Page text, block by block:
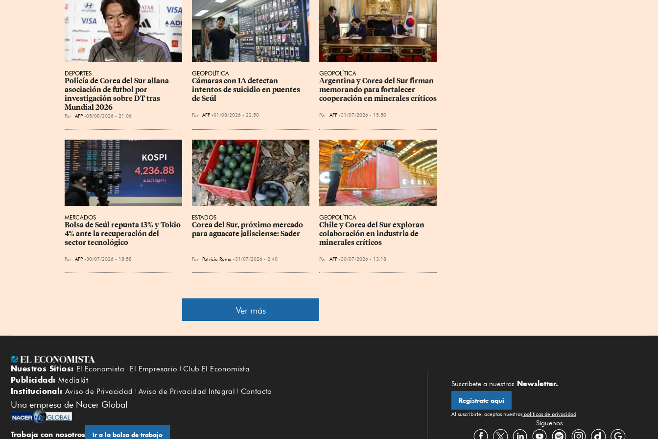
DEPORTES
Policía de Corea del Sur allana
asociación de futbol por
investigación sobre DT tras
Mundial 2026
Por AFP 05/08/2026 - 21:06
GEOPOLÍTICA
Cámaras con IA detectan
intentos de suicidio en puentes
de Seúl
Por AFP 01/08/2026 - 22:50
GEOPOLÍTICA
Argentina y Corea del Sur firman
memorando para fortalecer
cooperación en minerales críticos
Por AFP 31/07/2026 - 15:50
MERCADOS
Bolsa de Seúl repunta 13% y Tokio
4% ante la recuperación del
sector tecnológico
Por AFP 30/07/2026 - 18:58
ESTADOS
Corea del Sur, próximo mercado
para aguacate jalisciense: Sader
Por Patricia Romo 31/07/2026 - 2:40
GEOPOLÍTICA
Chile y Corea del Sur exploran
colaboración en industria de
minerales críticos
Por AFP 30/07/2026 - 13:18
Ver más
Nuestros Sitios: El Economista El Empresario Club El Economista
Publicidad: Mediakit
Institucional: Aviso de Privacidad Aviso de Privacidad Integral Contacto
Una empresa de Nacer Global
Trabaja con nosotros Ir a la bolsa de trabajo
Suscríbete a nuestros Newsletter.
Regístrate aquí
Al suscribirte, aceptas nuestras políticas de privacidad
Síguenos